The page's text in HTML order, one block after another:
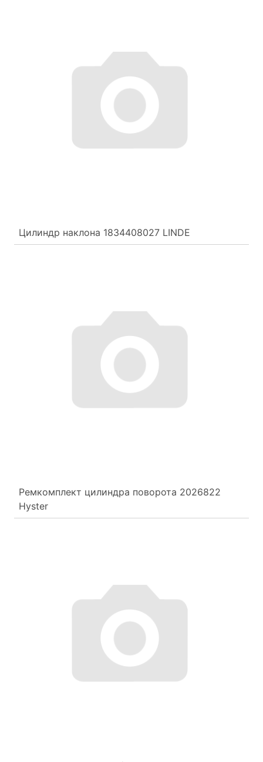
Цилиндр наклона 1834408027 LINDE
Ремкомплект цилиндра поворота 2026822
Hyster